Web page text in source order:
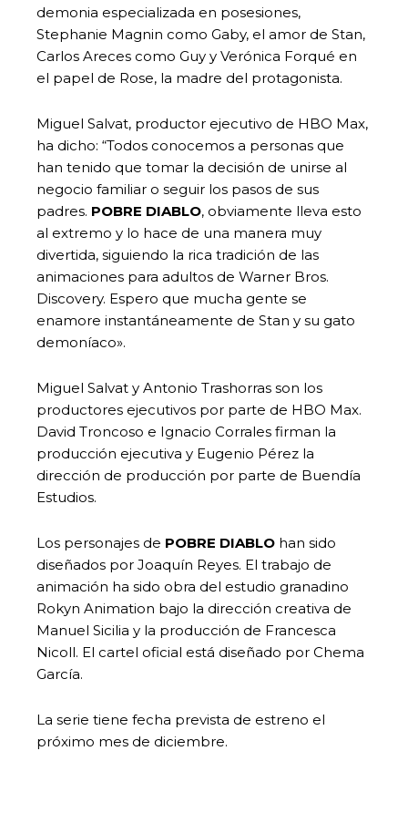
demonia especializada en posesiones,
Stephanie Magnin como Gaby, el amor de Stan,
Carlos Areces como Guy y Verónica Forqué en
el papel de Rose, la madre del protagonista.
Miguel Salvat, productor ejecutivo de HBO Max,
ha dicho: “Todos conocemos a personas que
han tenido que tomar la decisión de unirse al
negocio familiar o seguir los pasos de sus
padres. POBRE DIABLO, obviamente lleva esto
al extremo y lo hace de una manera muy
divertida, siguiendo la rica tradición de las
animaciones para adultos de Warner Bros.
Discovery. Espero que mucha gente se
enamore instantáneamente de Stan y su gato
demoníaco».
Miguel Salvat y Antonio Trashorras son los
productores ejecutivos por parte de HBO Max.
David Troncoso e Ignacio Corrales firman la
producción ejecutiva y Eugenio Pérez la
dirección de producción por parte de Buendía
Estudios.
Los personajes de POBRE DIABLO han sido
diseñados por Joaquín Reyes. El trabajo de
animación ha sido obra del estudio granadino
Rokyn Animation bajo la dirección creativa de
Manuel Sicilia y la producción de Francesca
Nicoll. El cartel oficial está diseñado por Chema
García.
La serie tiene fecha prevista de estreno el
próximo mes de diciembre.